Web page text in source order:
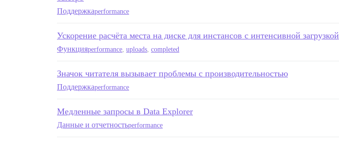
Поддержкаperformance
Ускорение расчёта места на диске для инстансов с интенсивной загрузкой
Функцияperformance uploads completed
Значок читателя вызывает проблемы с производительностью
Поддержкаperformance
Медленные запросы в Data Explorer
Данные и отчетностьperformance